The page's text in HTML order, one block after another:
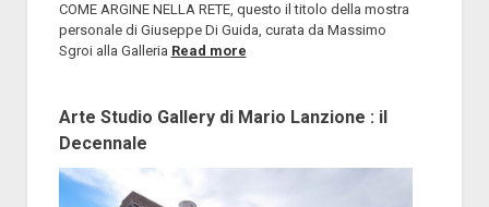
COME ARGINE NELLA RETE, questo il titolo della mostra
personale di Giuseppe Di Guida, curata da Massimo
Sgroi alla Galleria Read more
Arte Studio Gallery di Mario Lanzione : il
Decennale